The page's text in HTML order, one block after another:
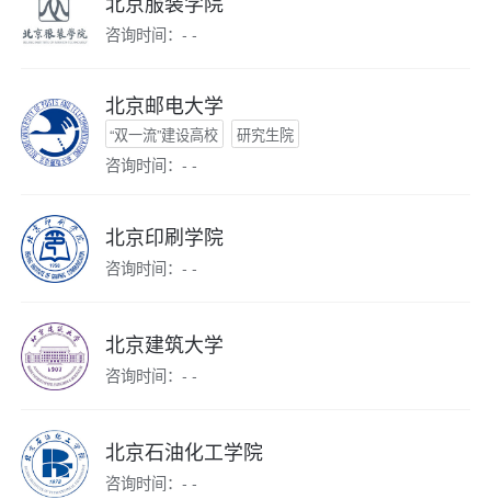
咨询时间：- -
北京邮电大学
“双一流”建设高校 研究生院
咨询时间：- -
北京印刷学院
咨询时间：- -
北京建筑大学
咨询时间：- -
北京石油化工学院
咨询时间：- -